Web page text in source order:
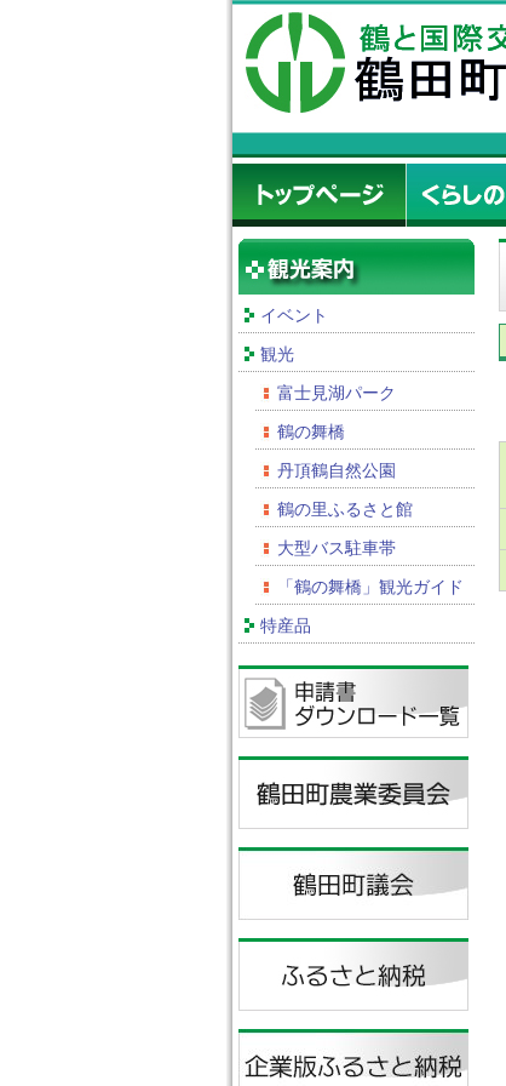
イベント
観光
富士見湖パーク
鶴の舞橋
丹頂鶴自然公園
鶴の里ふるさと館
大型バス駐車帯
「鶴の舞橋」観光ガイド
特産品